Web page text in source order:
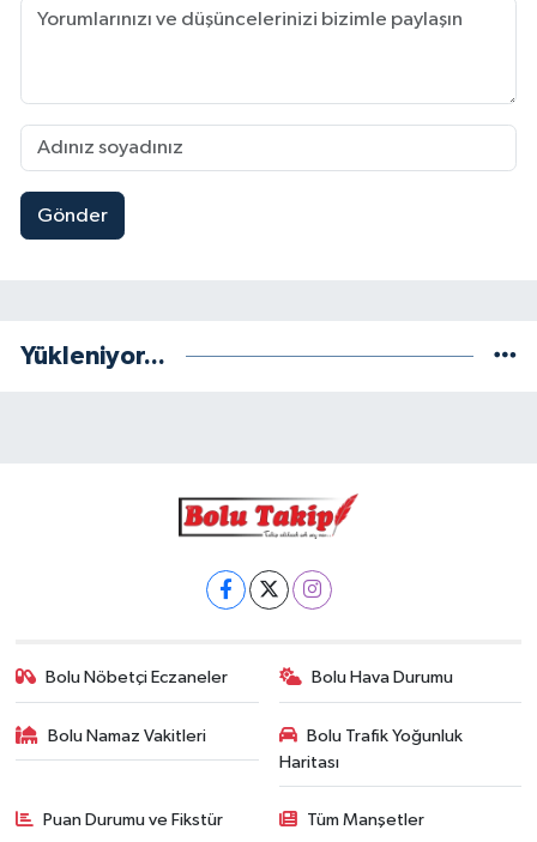
Gönder
Yükleniyor...
Bolu Nöbetçi Eczaneler Bolu Hava Durumu
Bolu Namaz Vakitleri
Bolu Trafik Yoğunluk
Haritası
Puan Durumu ve Fikstür Tüm Manşetler